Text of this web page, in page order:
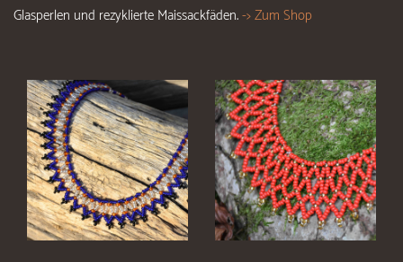
Glasperlen und rezyklierte Maissackfäden.-> Zum Shop